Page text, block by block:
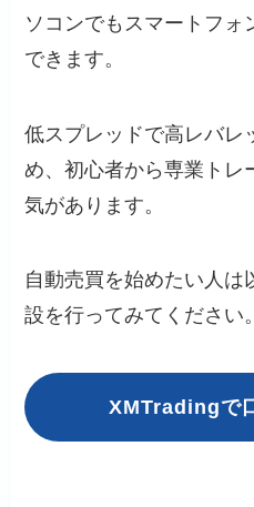
ソコンでもスマートフォ
できます。
低スプレッドで高レバレ
め、初心者から専業トレ
気があります。
自動売買を始めたい人は
設を行ってみてください。
XMTradingで